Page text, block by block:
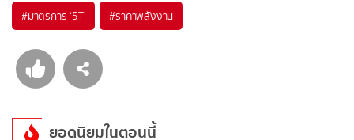
#มาตรการ ‘5T’ #ราคาพลังงาน
ยอดนิยมในตอนนี้